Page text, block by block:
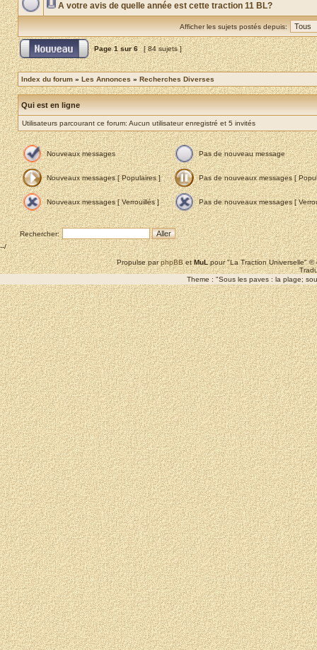
A votre avis de quelle année est cette traction 11 BL?
Afficher les sujets postés depuis:
Page1sur6 [ 84 sujets ]
Index du forum » Les Annonces » Recherches Diverses
Qui est en ligne
Utilisateurs parcourant ce forum: Aucun utilisateur enregistré et 5 invités
Nouveaux messages Pas de nouveau message
Nouveaux messages [ Populaires ] Pas de nouveaux messages [
Nouveaux messages [ Verrouillés ] Pas de nouveaux messages [
Rechercher:
--/
Propulse parphpBBetMuLpour "La Traction Universelle"
Theme : "Sous les paves : la plage;